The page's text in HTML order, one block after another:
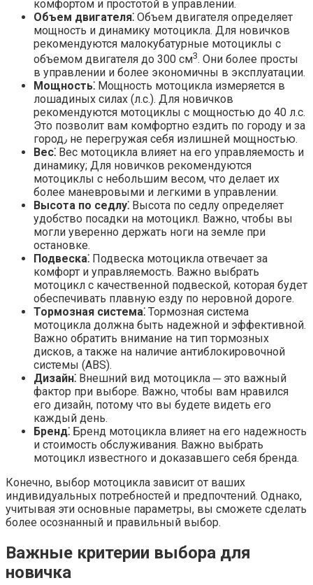
комфортом и простотой в управлении.​
Объем двигателя⁚ Объем двигателя определяет
мощность и динамику мотоцикла.​ Для новичков
рекомендуются малокубатурные мотоциклы с
объемом двигателя до 300 см3. Они более просты
в управлении и более экономичны в эксплуатации.​
Мощность⁚ Мощность мотоцикла измеряется в
лошадиных силах (л.​с.).​ Для новичков
рекомендуются мотоциклы с мощностью до 40 л.​с.​
Это позволит вам комфортно ездить по городу и за
город٫ не перегружая себя излишней мощностью.
Вес⁚ Вес мотоцикла влияет на его управляемость и
динамику; Для новичков рекомендуются
мотоциклы с небольшим весом, что делает их
более маневровыми и легкими в управлении.​
Высота по седлу⁚ Высота по седлу определяет
удобство посадки на мотоцикл. Важно, чтобы вы
могли уверенно держать ноги на земле при
остановке.​
Подвеска⁚ Подвеска мотоцикла отвечает за
комфорт и управляемость. Важно выбрать
мотоцикл с качественной подвеской, которая будет
обеспечивать плавную езду по неровной дороге.​
Тормозная система⁚ Тормозная система
мотоцикла должна быть надежной и эффективной.​
Важно обратить внимание на тип тормозных
дисков, а также на наличие антиблокировочной
системы (ABS).​
Дизайн⁚ Внешний вид мотоцикла ─ это важный
фактор при выборе.​ Важно, чтобы вам нравился
его дизайн, потому что вы будете видеть его
каждый день.​
Бренд⁚ Бренд мотоцикла влияет на его надежность
и стоимость обслуживания.​ Важно выбрать
мотоцикл известного и доказавшего себя бренда.​
Конечно, выбор мотоцикла зависит от ваших
индивидуальных потребностей и предпочтений.​ Однако,
учитывая эти основные параметры, вы сможете сделать
более осознанный и правильный выбор.
Важные критерии выбора для
новичка